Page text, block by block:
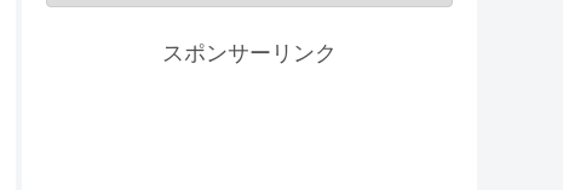
スポンサーリンク